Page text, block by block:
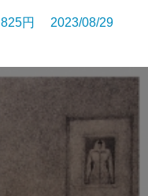
円 2023/08/29